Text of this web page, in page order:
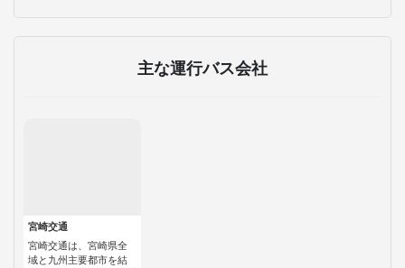
主な運行バス会社
宮崎交通
宮崎交通は、宮崎県全
域と九州主要都市を結